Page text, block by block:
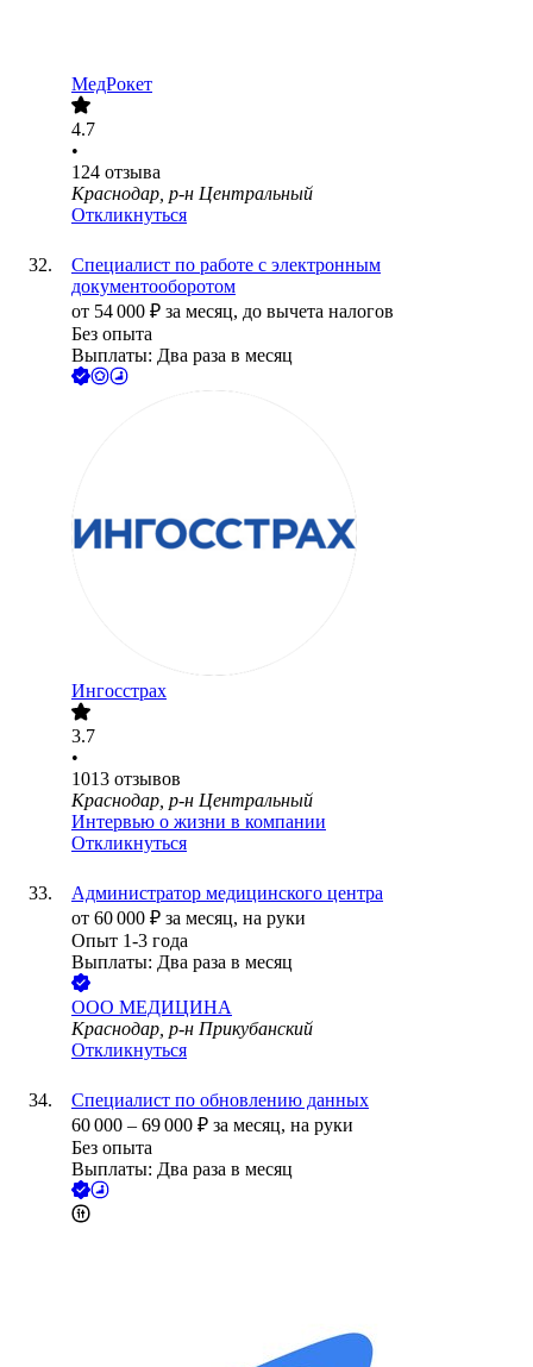
МедРокет
4.7
•
124 отзыва
Краснодар, р-н Центральный
Откликнуться
Специалист по работе с электронным
документооборотом
от 54 000 ₽ за месяц, до вычета налогов
Без опыта
Выплаты: Два раза в месяц
Ингосстрах
3.7
•
1013 отзывов
Краснодар, р-н Центральный
Интервью о жизни в компании
Откликнуться
Администратор медицинского центра
от 60 000 ₽ за месяц, на руки
Опыт 1-3 года
Выплаты: Два раза в месяц
ООО МЕДИЦИНА
Краснодар, р-н Прикубанский
Откликнуться
Специалист по обновлению данных
60 000 – 69 000 ₽ за месяц, на руки
Без опыта
Выплаты: Два раза в месяц